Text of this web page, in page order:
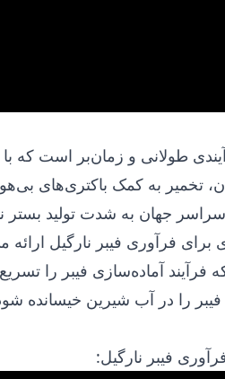
طولانی و زمان‌بر است
تخمیر به کمک باکتری‌های
سراسر جهان به شدت تولید
برای فرآوری فیبر نارگیل ارائه
که فرآیند آماده‌سازی فیبر را
را در آب شیرین خیسانده
فیبر نارگیل: